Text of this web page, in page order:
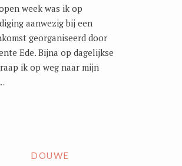
week was ik op
aanwezig bij een
georganiseerd door
Ede. Bijna op dagelijkse
ik op weg naar mijn
DOUWE